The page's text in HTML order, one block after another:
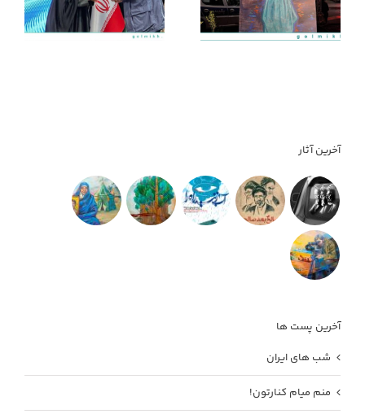
منم میام کنارتون!
آخرین آثار
آخرین پست ها
شب های ایران
منم میام کنارتون!